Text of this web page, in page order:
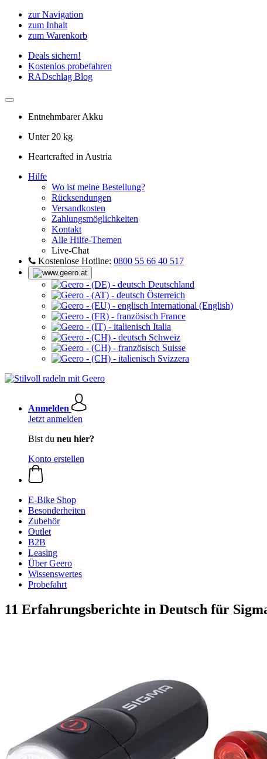
zur Navigation
zum Inhalt
zum Warenkorb
Deals sichern!
Kostenlos probefahren
RADschlag Blog
Entnehmbarer Akku
Unter 20 kg
Heartcrafted in Austria
Hilfe
Wo ist meine Bestellung?
Rücksendungen
Versandkosten
Zahlungsmöglichkeiten
Kontakt
Alle Hilfe-Themen
Live-Chat
Kostenlose Hotline: 0800 55 66 40 517
Deutschland
Österreich
International (English)
France
Italia
Schweiz
Suisse
Svizzera
Anmelden
Jetzt anmelden
Bist du neu hier?
Konto erstellen
E-Bike Shop
Besonderheiten
Zubehör
Outlet
B2B
Leasing
Über Geero
Wissenswertes
Probefahrt
11 Erfahrungsberichte in Deutsch für